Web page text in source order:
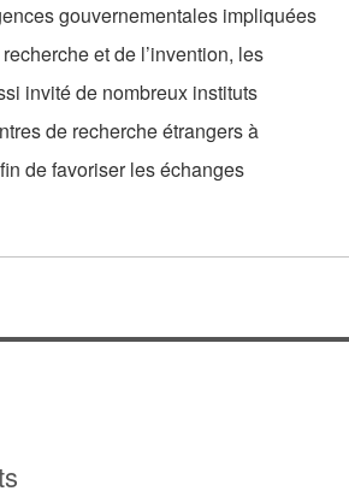
gouvernementales impliquées
et de l’invention, les
invité de nombreux instituts
de recherche étrangers à
de favoriser les échanges